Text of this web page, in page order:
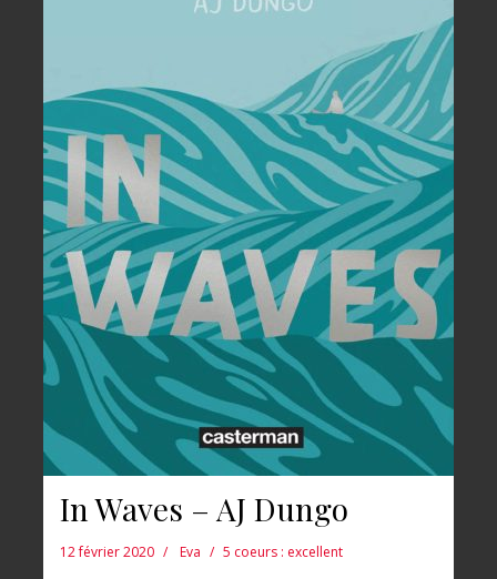
In Waves – AJ Dungo
12 février 2020 Eva 5 coeurs : excellent